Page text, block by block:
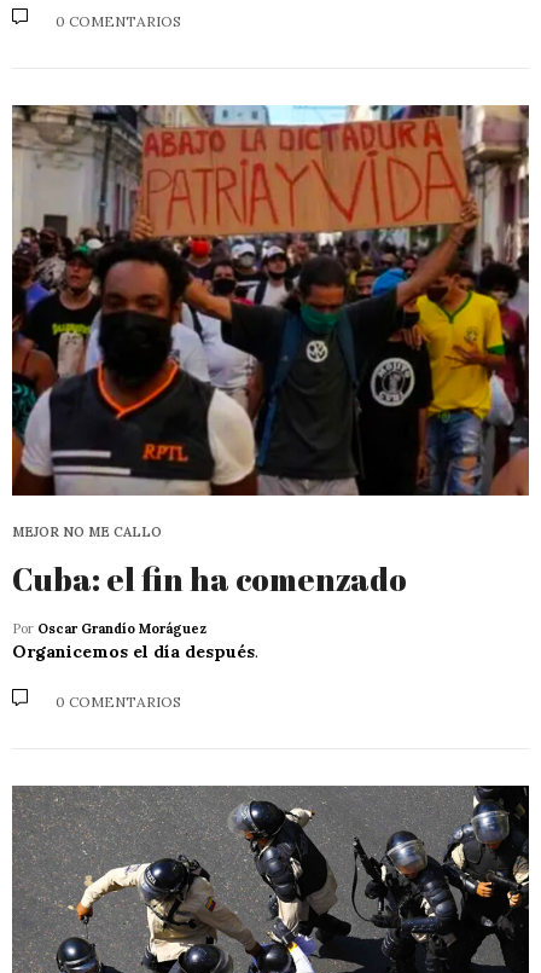
0 COMENTARIOS
MEJOR NO ME CALLO
Cuba: el fin ha comenzado
Por Oscar Grandío Moráguez
Organicemos el día después.
0 COMENTARIOS